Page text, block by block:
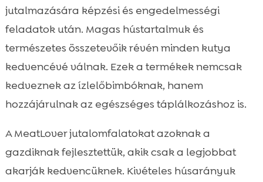
jutalmazására képzési és engedelmességi
feladatok után. Magas hústartalmuk és
természetes összetevőik révén minden kutya
kedvencévé válnak. Ezek a termékek nemcsak
kedveznek az ízlelőbimbóknak, hanem
hozzájárulnak az egészséges táplálkozáshoz is.
A MeatLover jutalomfalatokat azoknak a
gazdiknak fejlesztettük, akik csak a legjobbat
akarják kedvencüknek. Kivételes húsarányuk